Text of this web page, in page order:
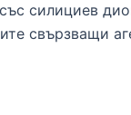
силициев
свързващи